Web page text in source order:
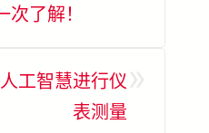
了解！
工智慧进行仪
表测量